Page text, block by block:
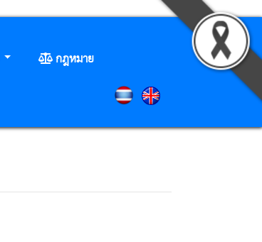
กฎหมาย